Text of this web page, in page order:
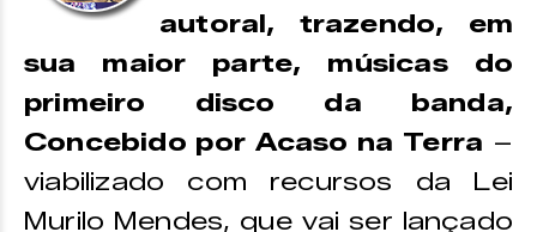
autoral, trazendo, em
sua maior parte, músicas do
primeiro disco da banda,
Concebido por Acaso na Terra –
viabilizado com recursos da Lei
Murilo Mendes, que vai ser lançado